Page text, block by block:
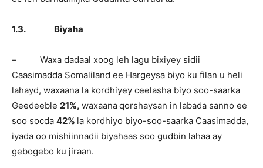
1.3. Biyaha
– Waxa dadaal xoog leh lagu bixiyey sidii
Caasimadda Somaliland ee Hargeysa biyo ku filan u heli
lahayd, waxaana la kordhiyey ceelasha biyo soo-saarka
Geedeeble 21%, waxaanaqorshaysan in labada sanno ee
soo socda 42% la kordhiyo biyo-soo-saarka Caasimadda,
iyada oo mishiinnadii biyahaas soo gudbin lahaa ay
gebogebo ku jiraan.